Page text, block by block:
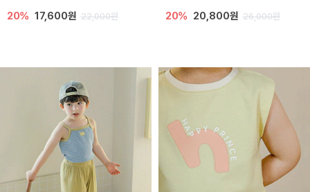
20% 17,600원 22,000원 20% 20,800원 26,000원